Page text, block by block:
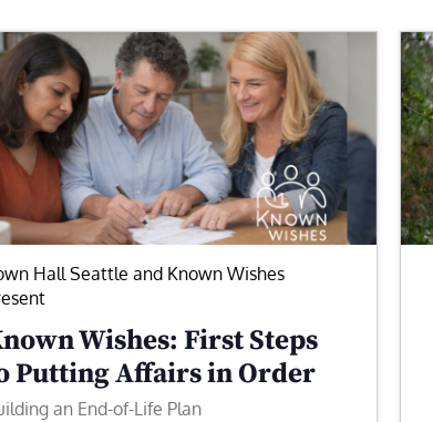
Hall Seattle and Known Wishes
Wishes: First Steps
Putting Affairs in Order
an End-of-Life Plan